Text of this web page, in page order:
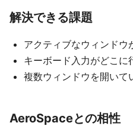
解決できる課題
アクティブなウィンドウ
キーボード入力がどこに
複数ウィンドウを開いて
AeroSpaceとの相性